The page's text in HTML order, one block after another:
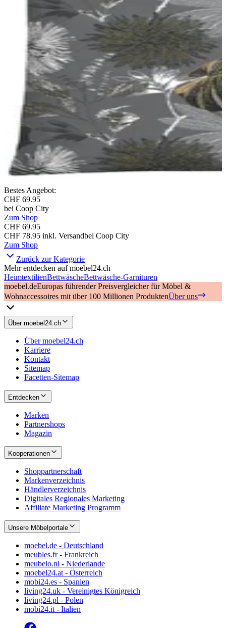
Bestes Angebot:
CHF 69.95
bei Coop City
Zum Shop
CHF 69.95
CHF 78.95 inkl. Versandbei Coop City
Zum Shop
Zurück zur Kategorie
Mehr entdecken auf moebel24.ch
HeimtextilienBettwäscheBettwäsche-Garnituren
moebel.deEuropas führender Preisvergleicher für Möbel &
Wohnaccessoires mit über 100 Millionen ProduktenÜber uns
Über moebel24.ch
Über moebel24.ch
Karriere
Kontakt
Sitemap
Facetten-Sitemap
Entdecken
Marken
Partnershops
Magazin
Kooperationen
Shoppartnerschaft
Markenverzeichnis
Händlerverzeichnis
Digitales Regionales Marketing
Affiliate Marketing Programm
Unsere Möbelportale
moebel.de - Deutschland
meubles.fr - Frankreich
meubelo.nl - Niederlande
moebel24.at - Österreich
mobi24.es - Spanien
living24.uk - Vereinigtes Königreich
living24.pl - Polen
mobi24.it - Italien